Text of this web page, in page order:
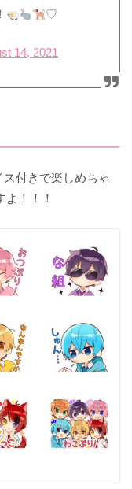
♡
14, 2021
付きで楽しめちゃ
！！！